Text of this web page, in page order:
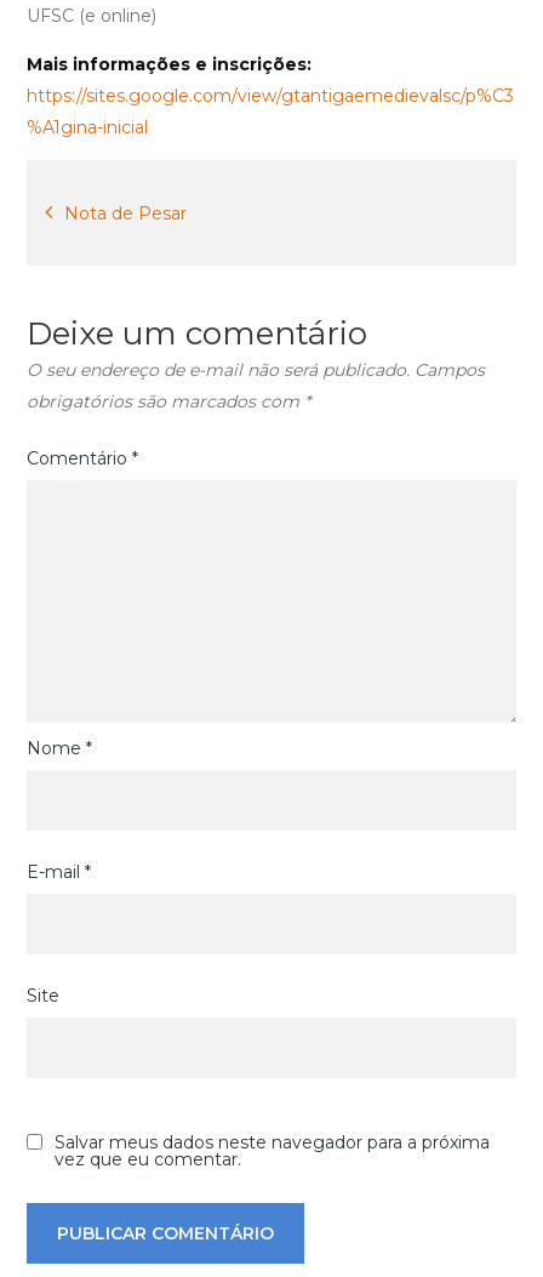
UFSC (e online)
Mais informações e inscrições:
https://sites.google.com/view/gtantigaemedievalsc/p%C3
%A1gina-inicial
Navegação
Post
Nota de Pesar
Deixe um comentário
O seu endereço de e-mail não será publicado. Campos
obrigatórios são marcados com *
Comentário*
Nome*
E-mail*
Site
Salvar meus dados neste navegador para a próxima
vez que eu comentar.